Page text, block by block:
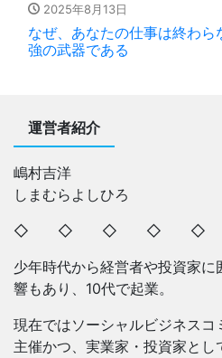
2025年8月13日
なぜ、あなたの仕事は終わ
強の武器である
運営者紹介
嶋村吉洋
しまむらよしひろ
◇ ◇ ◇ ◇ ◇
少年時代から経営者や投資家
響もあり、10代で起業。
現在ではソーシャルビジネス
主催かつ、実業家・投資家と